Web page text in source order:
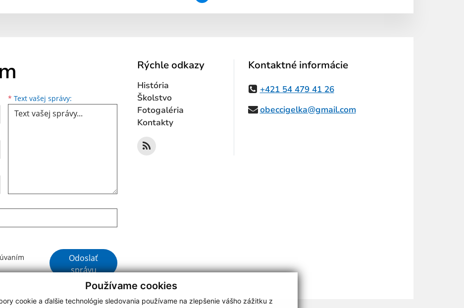
Používame cookies
cookie a ďalšie technológie sledovania používame na zlepšenie vášho zážitku z
* Text vašej správy: Text vašej správy...
Google reCaptcha Response
Odoslať
správu
Rýchle odkazy
História
Školstvo
Fotogaléria
Kontakty
Kontaktné informácie
+421 54 479 41 26
obeccigelka@gmail.com